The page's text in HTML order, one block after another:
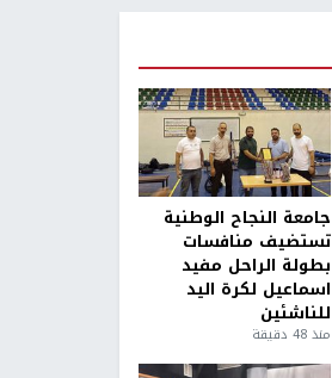
جامعة النجاح الوطنية
تستضيف منافسات
بطولة الراحل مفيد
اسماعيل لكرة اليد
للناشئين
منذ 48 دقيقة